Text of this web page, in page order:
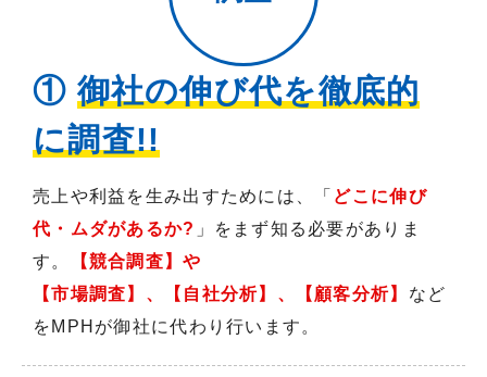
① 御社の伸び代を徹底的
に調査!!
売上や利益を生み出すためには、「 どこに伸び
代・ムダがあるか? 」をまず知る必要がありま
す。
【競合調査】や
【市場調査】、【自社分析】、【顧客分析】 など
をMPHが御社に代わり行います。